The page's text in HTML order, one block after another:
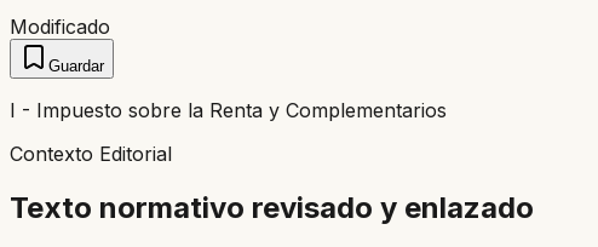
Modificado
Guardar
I - Impuesto sobre la Renta y Complementarios
Contexto Editorial
Texto normativo revisado y enlazado